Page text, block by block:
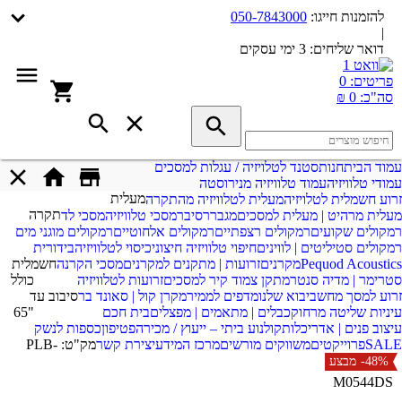
להזמנות חייגו: 050-7843000
|
דואר שליחים: 3 ימי עסקים
פריטים: 0
סה"כ: 0 ₪
עמוד הביתחנותסטנד לטלויזיה / עגלות למסכים
עמודי טלוויזיהעמוד טלוויזיה מנירוסטה
זרוע חשמלית לטלויזיהמעלית לטלוויזיה מהתקרה
מעלית מרהיט | מעלית למסכיםמגבררסיברמסכי טלוויזיהמסכי לד
רמקולים שקועיםרמקולים רצפתייםרמקולים אלחוטייםרמקולים מוגני מים
רמקולים סטיליטים | לוויניםחיפוי טלוויזיה חיצוניכיסוי לטלוויזיהבידורית
Pequod Acousticsמקרניםזרועות | מתקנים למקרניםמסכי הקרנה
סטרימר | מדיה סנטרמתקן צמוד קיר למסכיםזרועות לטלוויזיה
זרוע למסך מחשביבוא שלנומדפים לממירמקרן קול | סאונד בר
עיניות שליטה מרחוקכבלים | מתאמים | מפצליםבית חכם
עיצוב פנים | אדריכלותקולנוע ביתי – ייעוץ / מכירהפטיפוןכספות לנשק
SALEפרוייקטיםמשווקים מורשיםמרכז המידעיצירת קשר
מבצע -48%
מעלית
תקרה
חשמלית
כולל
סיבוב עד
"65
מק"ט: PLB-
M0544DS